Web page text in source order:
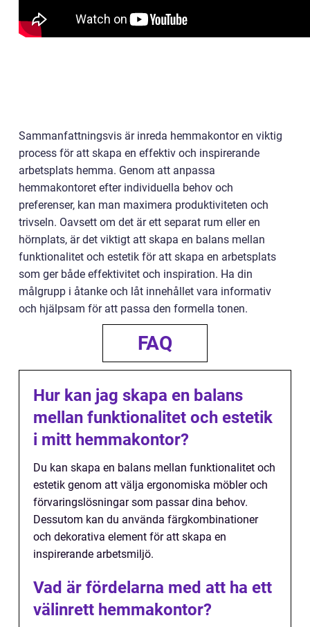
Sammanfattningsvis är inreda hemmakontor en viktig
process för att skapa en effektiv och inspirerande
arbetsplats hemma. Genom att anpassa
hemmakontoret efter individuella behov och
preferenser, kan man maximera produktiviteten och
trivseln. Oavsett om det är ett separat rum eller en
hörnplats, är det viktigt att skapa en balans mellan
funktionalitet och estetik för att skapa en arbetsplats
som ger både effektivitet och inspiration. Ha din
målgrupp i åtanke och låt innehållet vara informativ
och hjälpsam för att passa den formella tonen.
FAQ
Hur kan jag skapa en balans
mellan funktionalitet och estetik
i mitt hemmakontor?
Du kan skapa en balans mellan funktionalitet och
estetik genom att välja ergonomiska möbler och
förvaringslösningar som passar dina behov.
Dessutom kan du använda färgkombinationer
och dekorativa element för att skapa en
inspirerande arbetsmiljö.
Vad är fördelarna med att ha ett
välinrett hemmakontor?